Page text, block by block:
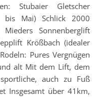
Stubaier Gletscher
bis Mai) Schlick 2000
Sonnenberglift
Krößbach (idealer
Pures Vergnügen
alt Mit dem Lift, dem
auch zu Fuß
Insgesamt über 41km,